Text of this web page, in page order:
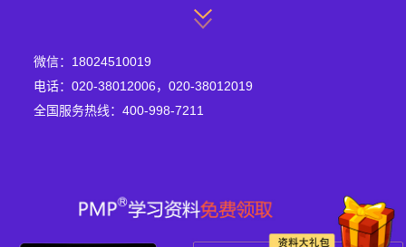
微信：18024510019
电话：020-38012006，020-38012019
全国服务热线：400-998-7211